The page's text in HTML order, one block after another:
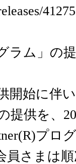
ラム」の
開始に伴
提供を、
プロ
さまは順